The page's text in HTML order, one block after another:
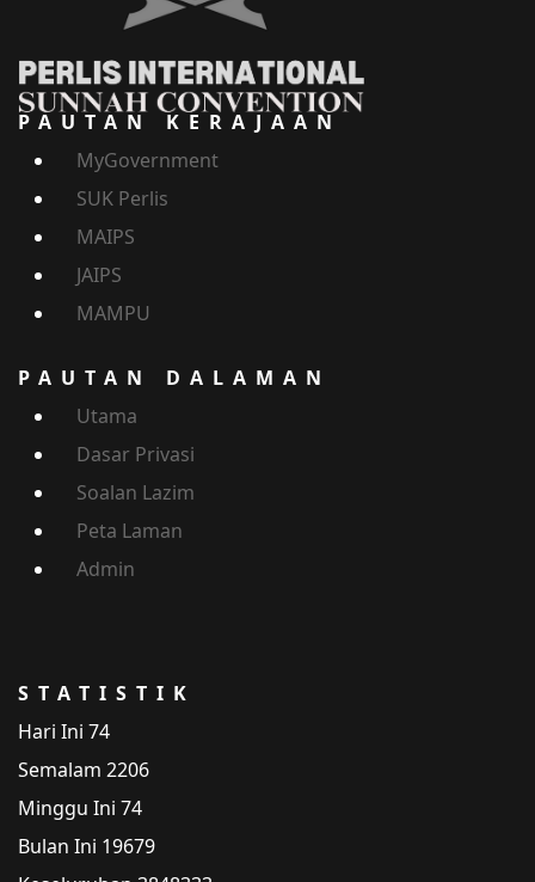
PAUTAN KERAJAAN
MyGovernment
SUK Perlis
MAIPS
JAIPS
MAMPU
PAUTAN DALAMAN
Utama
Dasar Privasi
Soalan Lazim
Peta Laman
Admin
STATISTIK
Hari Ini 74
Semalam 2206
Minggu Ini 74
Bulan Ini 19679